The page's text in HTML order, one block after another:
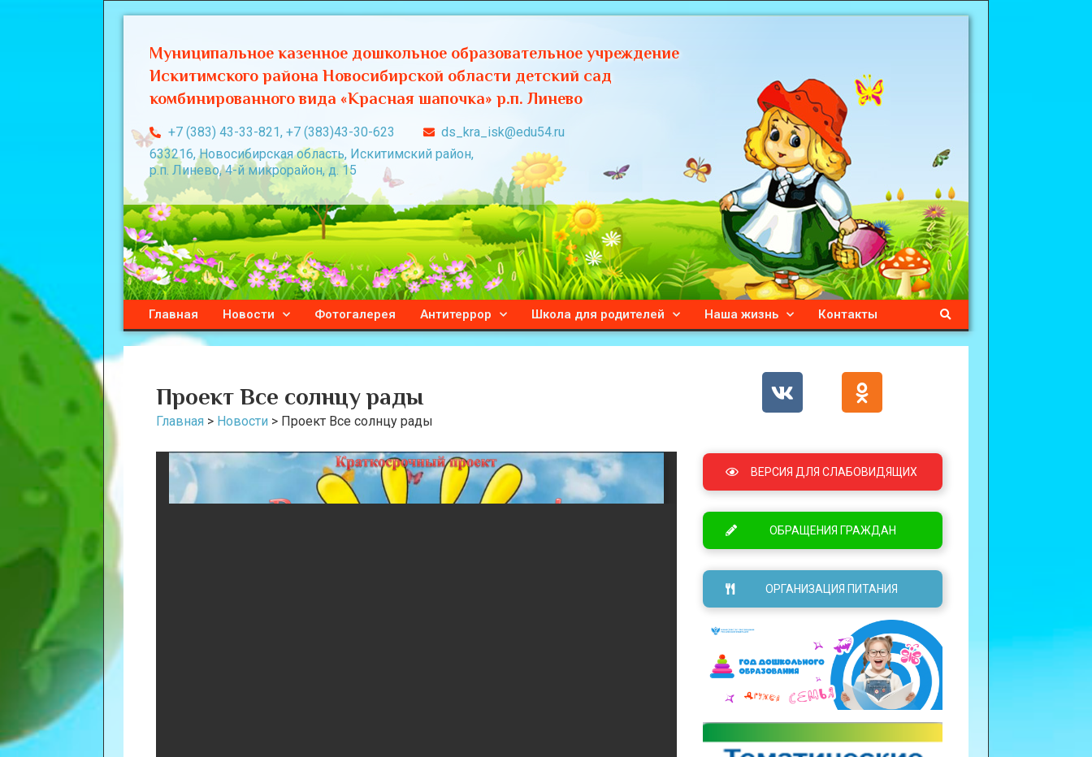
Муниципальное казенное дошкольное образовательное учреждение
Искитимского района Новосибирской области детский сад
комбинированного вида «Красная шапочка» р.п. Линево
+7 (383) 43-33-821, +7 (383)43-30-623
ds_kra_isk@edu54.ru
633216, Новосибирская область, Искитимский район,
р.п. Линево, 4-й микрорайон, д. 15
Главная Новости Фотогалерея Антитеррор Школа для родителей Наша жизнь Контакты
Проект Все солнцу рады
Главная > Новости > Проект Все солнцу рады
ВЕРСИЯ ДЛЯ СЛАБОВИДЯЩИХ
ОБРАЩЕНИЯ ГРАЖДАН
ОРГАНИЗАЦИЯ ПИТАНИЯ